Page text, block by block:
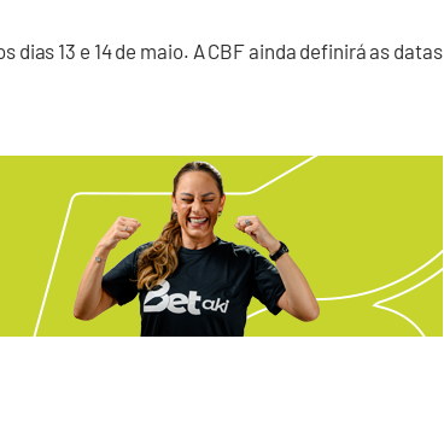
13 e 14 de maio. A CBF ainda definirá as datas